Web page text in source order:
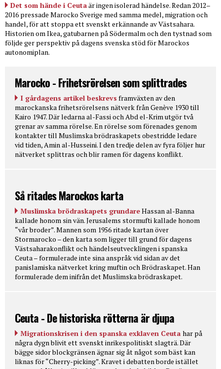
Det som hände i Ceutaär ingen isolerad händelse. Redan 2012–
2016 pressade Marocko Sverige med samma medel, migration och
handel, för att stoppa ett svenskt erkännande av Västsahara.
Historien om Ikea, gatubarnen på Södermalm och den tystnad som
följde ger perspektiv på dagens svenska stöd för Marockos
autonomiplan.
Marocko - Frihetsrörelsen som splittrades
I gårdagens artikel beskrevs framväxten av den
marockanska frihetsrörelsens nätverk från Genève 1930 till
Kairo 1947. Där ledarna al-Fassi och Abd el-Krim utgör två
grenar av samma rörelse. En rörelse som förenades genom
kontakter till Muslimska brödraskapets obestridde ledare
vid tiden, Amin al-Husseini. I den tredje delen av fyra följer hur
nätverket splittras och blir ramen för dagens konflikt.
Så ritades Marockos karta
Muslimska brödraskapets grundareHassan al-Banna
kallade honom sin vän. Jerusalems stormufti kallade honom
“vår broder”. Mannen som 1956 ritade kartan över
Stormarocko – den karta som ligger till grund för dagens
Västsaharakonflikt och händelseutvecklingen i spanska
Ceuta – formulerade inte sina anspråk vid sidan av det
panislamiska nätverket kring muftin och Brödraskapet. Han
formulerade dem inifrån det Muslimska brödraskapet.
Ceuta - De historiska rötterna är djupa
Migrationskrisen i den spanska exklaven Ceuta har på
några dygn blivit ett svenskt inrikespolitiskt slagträ. Där
bägge sidor blockgränsen ägnar sig åt något som bäst kan
liknas för “Cherry-picking”. Kravet i debatten borde istället